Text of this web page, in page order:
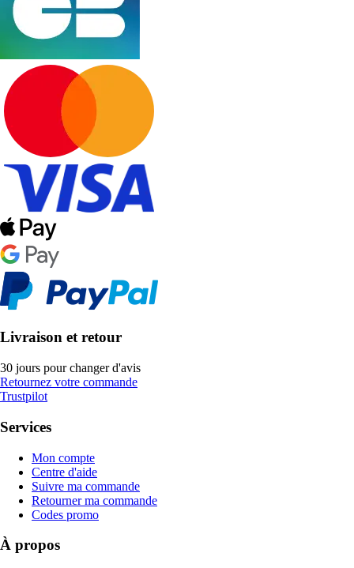
Livraison et retour
30 jours pour changer d'avis
Retournez votre commande
Trustpilot
Services
Mon compte
Centre d'aide
Suivre ma commande
Retourner ma commande
Codes promo
À propos